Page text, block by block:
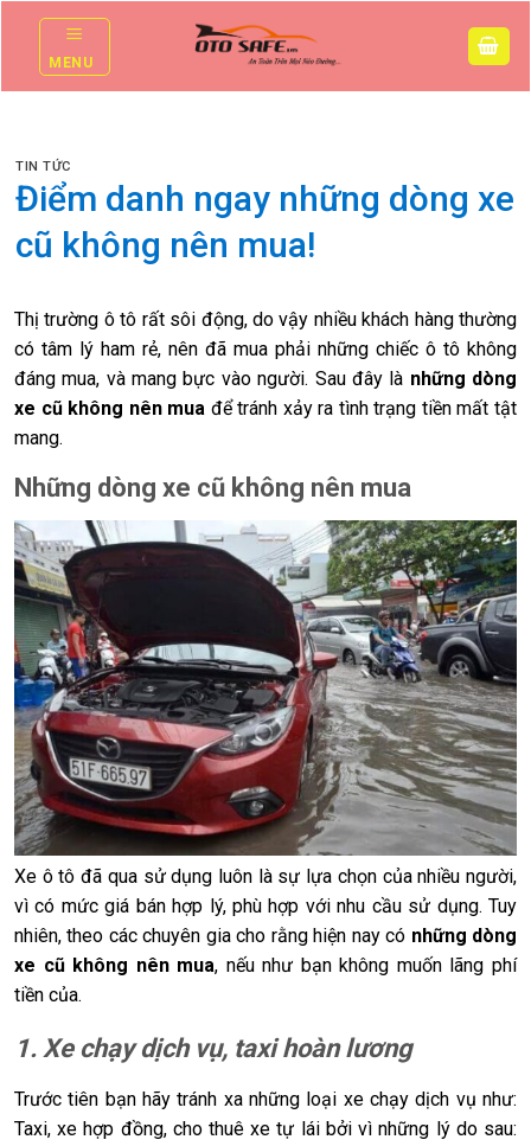
contentMENU
TIN TỨC
Điểm danh ngay những dòng xe
cũ không nên mua!
Thị trường ô tô rất sôi động, do vậy nhiều khách hàng thường
có tâm lý ham rẻ, nên đã mua phải những chiếc ô tô không
đáng mua, và mang bực vào người. Sau đây là những dòng
xe cũ không nên mua để tránh xảy ra tình trạng tiền mất tật
mang.
Những dòng xe cũ không nên mua
Xe ô tô đã qua sử dụng luôn là sự lựa chọn của nhiều người,
vì có mức giá bán hợp lý, phù hợp với nhu cầu sử dụng. Tuy
nhiên, theo các chuyên gia cho rằng hiện nay có những dòng
xe cũ không nên mua, nếu như bạn không muốn lãng phí
tiền của.
1. Xe chạy dịch vụ, taxi hoàn lương
Trước tiên bạn hãy tránh xa những loại xe chạy dịch vụ như:
Taxi, xe hợp đồng, cho thuê xe tự lái bởi vì những lý do sau: